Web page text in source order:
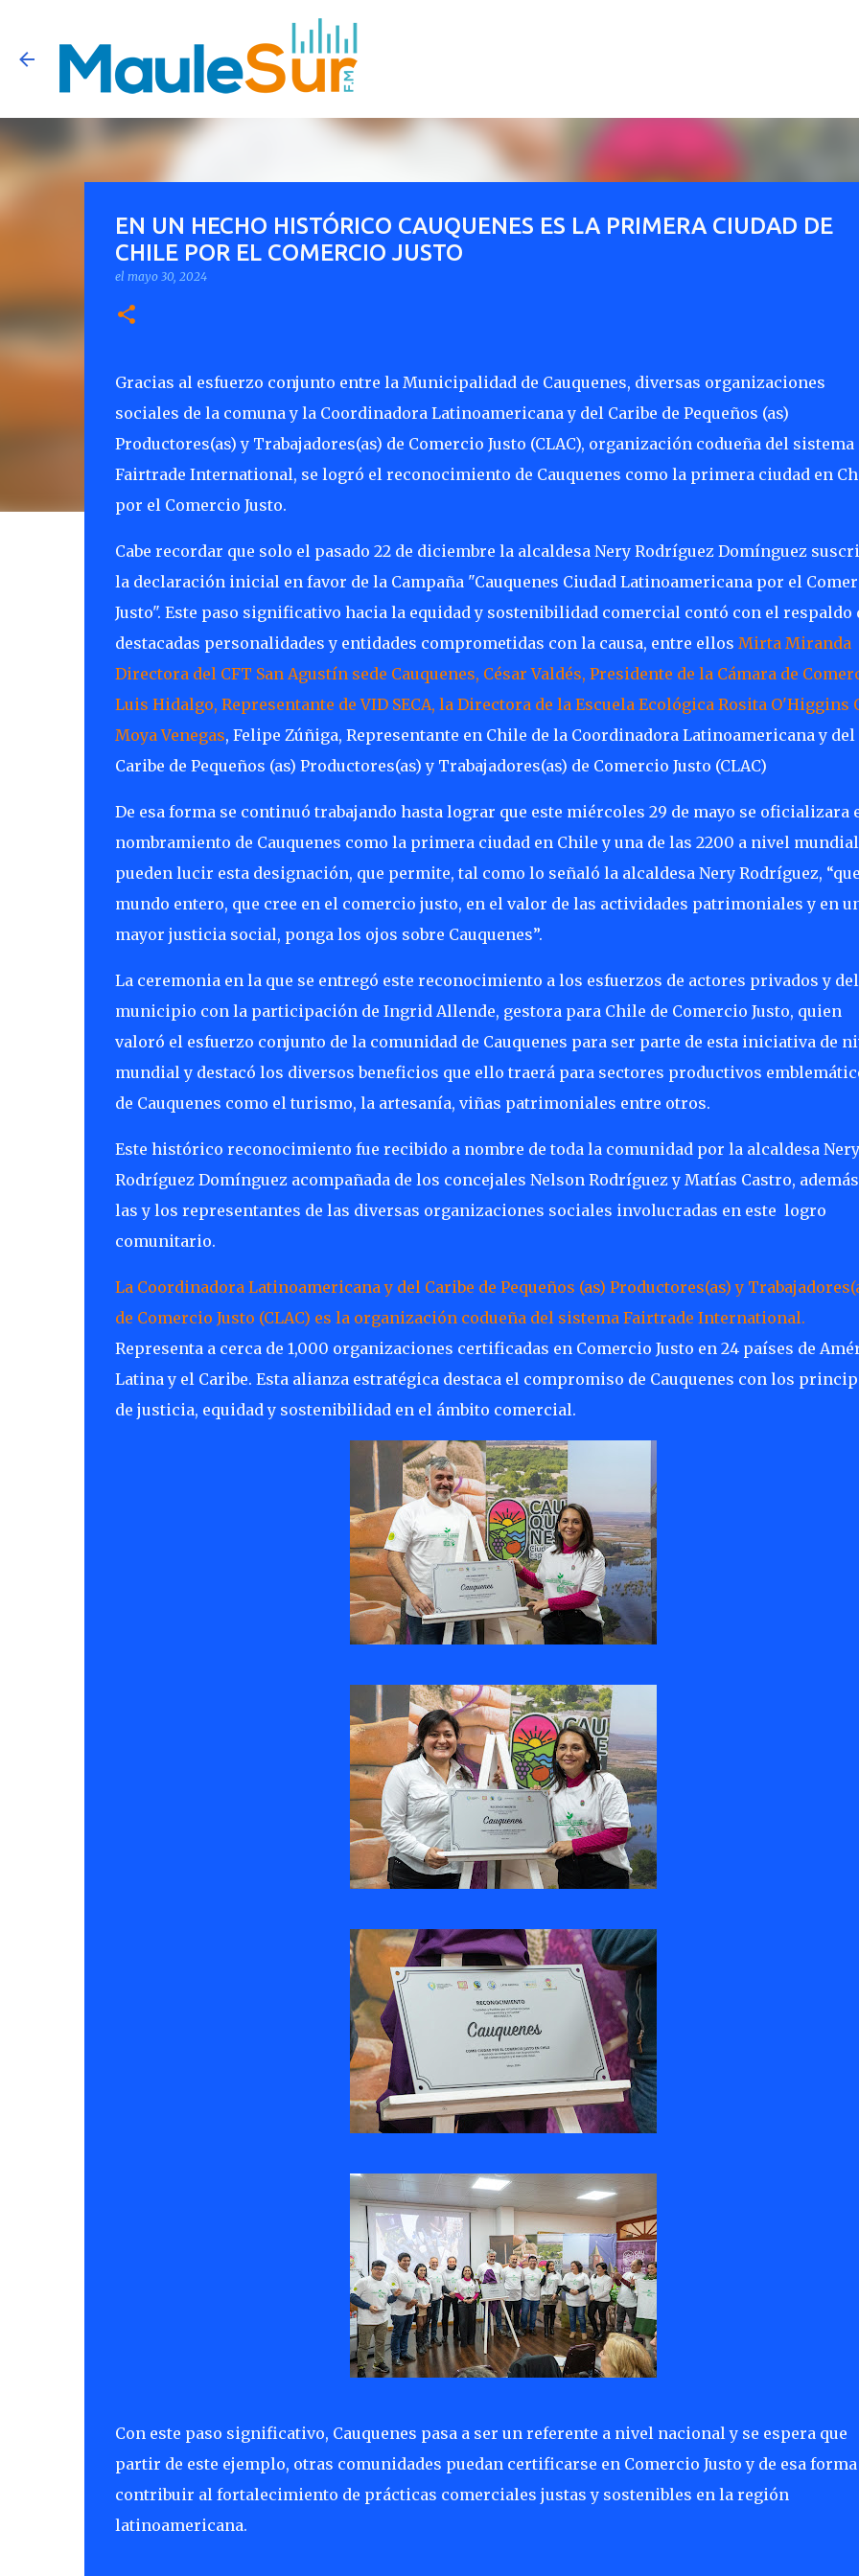
EN UN HECHO HISTÓRICO CAUQUENES ES LA PRIMERA CIUDAD DE
CHILE POR EL COMERCIO JUSTO
el mayo 30, 2024
Gracias al esfuerzo conjunto entre la Municipalidad de Cauquenes, diversas organizaciones
sociales de la comuna y la Coordinadora Latinoamericana y del Caribe de Pequeños (as)
Productores(as) y Trabajadores(as) de Comercio Justo (CLAC), organización codueña del sistema
Fairtrade International, se logró el reconocimiento de Cauquenes como la primera ciudad en
por el Comercio Justo.
Cabe recordar que solo el pasado 22 de diciembre la alcaldesa Nery Rodríguez Domínguez
la declaración inicial en favor de la Campaña "Cauquenes Ciudad Latinoamericana por el
Justo". Este paso significativo hacia la equidad y sostenibilidad comercial contó con el respaldo
destacadas personalidades y entidades comprometidas con la causa, entre ellos Mirta Miranda
Directora del CFT San Agustín sede Cauquenes, César Valdés, Presidente de la Cámara de
Luis Hidalgo, Representante de VID SECA, la Directora de la Escuela Ecológica Rosita O'Higgins
Moya Venegas, Felipe Zúñiga, Representante en Chile de la Coordinadora Latinoamericana y del
Caribe de Pequeños (as) Productores(as) y Trabajadores(as) de Comercio Justo (CLAC)
De esa forma se continuó trabajando hasta lograr que este miércoles 29 de mayo se oficializara
nombramiento de Cauquenes como la primera ciudad en Chile y una de las 2200 a nivel
pueden lucir esta designación, que permite, tal como lo señaló la alcaldesa Nery Rodríguez,
mundo entero, que cree en el comercio justo, en el valor de las actividades patrimoniales y en
mayor justicia social, ponga los ojos sobre Cauquenes”.
La ceremonia en la que se entregó este reconocimiento a los esfuerzos de actores privados y del
municipio con la participación de Ingrid Allende, gestora para Chile de Comercio Justo, quien
valoró el esfuerzo conjunto de la comunidad de Cauquenes para ser parte de esta iniciativa de
mundial y destacó los diversos beneficios que ello traerá para sectores productivos
de Cauquenes como el turismo, la artesanía, viñas patrimoniales entre otros.
Este histórico reconocimiento fue recibido a nombre de toda la comunidad por la alcaldesa Nery
Rodríguez Domínguez acompañada de los concejales Nelson Rodríguez y Matías Castro,
las y los representantes de las diversas organizaciones sociales involucradas en este logro
comunitario.
La Coordinadora Latinoamericana y del Caribe de Pequeños (as) Productores(as) y
de Comercio Justo (CLAC) es la organización codueña del sistema Fairtrade International.
Representa a cerca de 1,000 organizaciones certificadas en Comercio Justo en 24 países de
Latina y el Caribe. Esta alianza estratégica destaca el compromiso de Cauquenes con los
de justicia, equidad y sostenibilidad en el ámbito comercial.
Con este paso significativo, Cauquenes pasa a ser un referente a nivel nacional y se espera que
partir de este ejemplo, otras comunidades puedan certificarse en Comercio Justo y de esa forma
contribuir al fortalecimiento de prácticas comerciales justas y sostenibles en la región
latinoamericana.